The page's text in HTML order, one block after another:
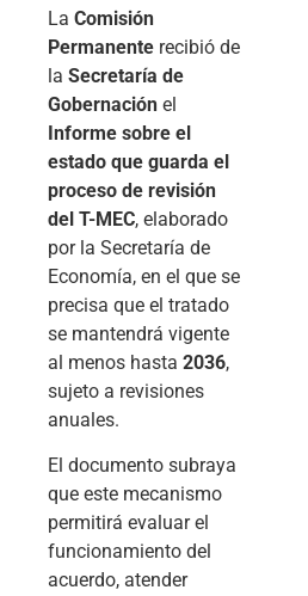
La Comisión
Permanente recibió de
la Secretaría de
Gobernación el
Informe sobre el
estado que guarda el
proceso de revisión
del T-MEC, elaborado
por la Secretaría de
Economía, en el que se
precisa que el tratado
se mantendrá vigente
al menos hasta 2036,
sujeto a revisiones
anuales.
El documento subraya
que este mecanismo
permitirá evaluar el
funcionamiento del
acuerdo, atender